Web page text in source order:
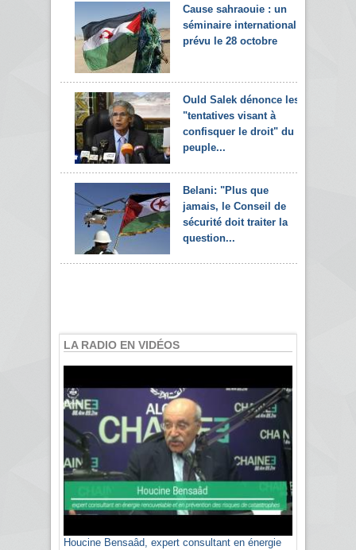
Cause sahraouie : un
séminaire international
prévu le 28 octobre
Ould Salek dénonce les
"tentatives visant à
confisquer le droit" du
peuple...
Belani: "Plus que
jamais, le Conseil de
sécurité doit traiter la
question...
LA RADIO EN VIDÉOS
Houcine Bensaâd, expert consultant en énergie
Sami Agli, président de la Confédération